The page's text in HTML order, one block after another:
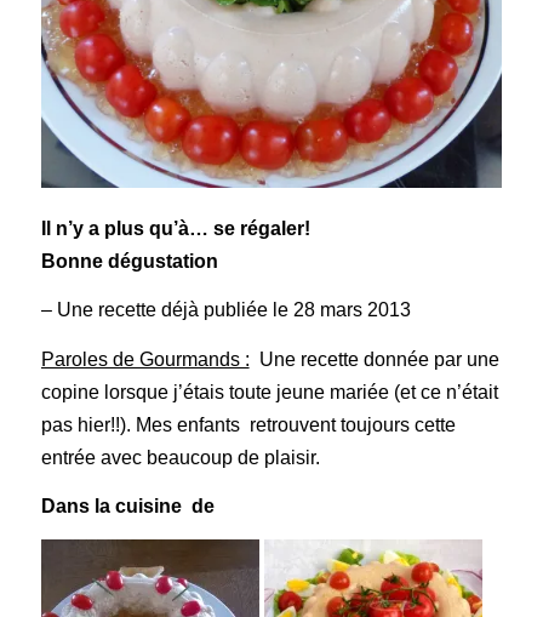
Il n’y a plus qu’à… se régaler!
Bonne dégustation
– Une recette déjà publiée le 28 mars 2013
Paroles de Gourmands : Une recette donnée par une
copine lorsque j’étais toute jeune mariée (et ce n’était
pas hier!!). Mes enfants retrouvent toujours cette
entrée avec beaucoup de plaisir.
Dans la cuisine de